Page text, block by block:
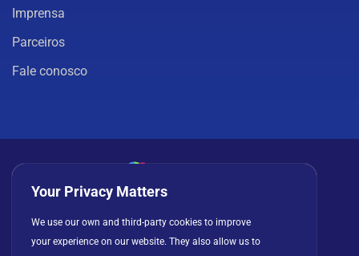
Imprensa
Parceiros
Fale conosco
Política de privacidade Cookies
Contrato de licença
Your Privacy Matters
We use our own and third-party cookies to improve
your experience on our website. They also allow us to